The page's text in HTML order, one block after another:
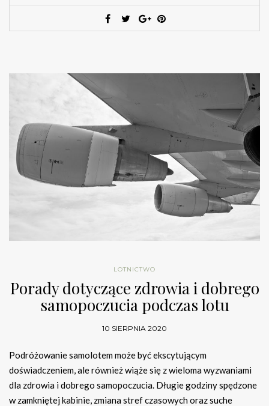
LOTNICTWO
Porady dotyczące zdrowia i dobrego
samopoczucia podczas lotu
10 SIERPNIA 2020
Podróżowanie samolotem może być ekscytującym
doświadczeniem, ale również wiąże się z wieloma wyzwaniami
dla zdrowia i dobrego samopoczucia. Długie godziny spędzone
w zamkniętej kabinie, zmiana stref czasowych oraz suche